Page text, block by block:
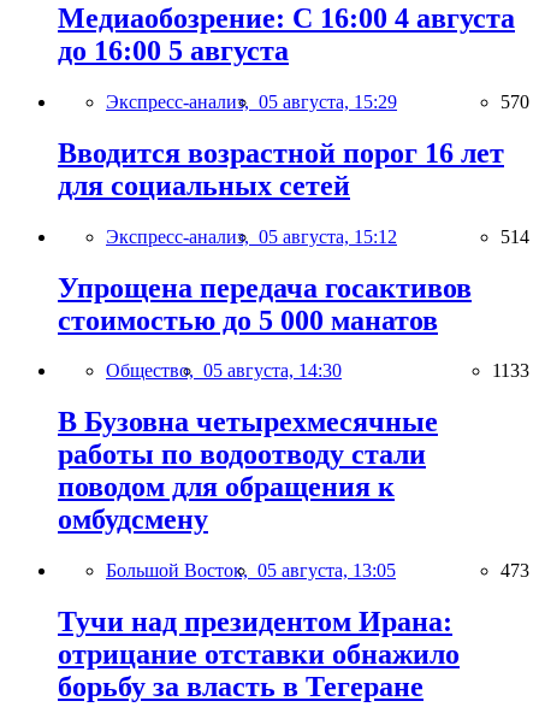
Медиаобозрение: С 16:00 4 августа
до 16:00 5 августа
Экспресс-анализ, 05 августа, 15:29 570
Вводится возрастной порог 16 лет
для социальных сетей
Экспресс-анализ, 05 августа, 15:12 514
Упрощена передача госактивов
стоимостью до 5 000 манатов
Общество, 05 августа, 14:30 1133
В Бузовна четырехмесячные
работы по водоотводу стали
поводом для обращения к
омбудсмену
Большой Восток, 05 августа, 13:05 473
Тучи над президентом Ирана:
отрицание отставки обнажило
борьбу за власть в Тегеране